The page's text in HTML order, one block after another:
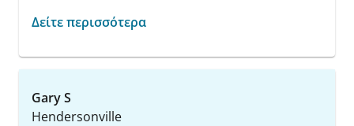
Δείτε περισσότερα
Gary S
Hendersonville